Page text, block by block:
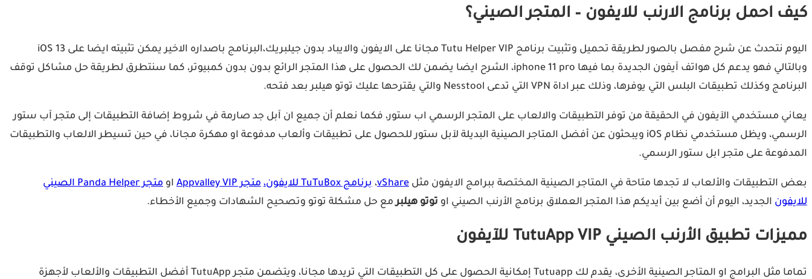
كيف احمل برنامج الارنب للايفون – المتجر الصيني؟
اليوم نتحدث عن شرح مفصل بالصور لطريقة تحميل وتثبيت برنامج Tutu Helper VIP مجانا على الايفون والايباد بدون جيلبريك،البرنامج باصداره الاخير يمكن تثبيته ايضا على iOS 13
وبالتالي فهو يدعم كل هواتف آيفون الجديدة بما فيها iphone 11 pro، الشرح ايضا يضمن لك الحصول على هذا المتجر الرائع بدون بدون كمبيوتر، كما سنتطرق لطريقة حل مشاكل توقف
البرنامج وكذلك تطبيقات البلس التي يوفرها، وذلك عبر اداة VPN التي تدعى Nesstool والتي يقترحها عليك توتو هيلبر بعد فتحه.
يعاني مستخدمي الآيفون في الحقيقة من توفر التطبيقات والالعاب على المتجر الرسمي اب ستور، فكما نعلم أن جميع ان آبل جد صارمة في شروط إضافة التطبيقات إلى متجر آب ستور
الرسمي، ويظل مستخدمي نظام iOS ويبحثون عن أفضل المتاجر الصينية البديلة لآبل ستور للحصول على تطبيقات وألعاب مدفوعة او مهكرة مجانا، في حين تسيطر الالعاب والتطبيقات
المدفوعة على متجر ابل ستور الرسمي.
بعض التطبيقات والألعاب لا تجدها متاحة في المتاجر الصينية المختصة ببرامج الايفون مثل vShare، برنامج TuTuBox للايفون، متجر Appvalley VIP او
متجر Panda Helper الصيني
للايفون الجديد، اليوم أن أضع بين أيديكم هذا المتجر العملاق برنامج الأرنب الصيني او توتو هيلبرمع حل مشكلة توتو وتصحيح الشهادات وجميع الأخطاء.
مميزات تطبيق الأرنب الصيني TutuApp VIP للآيفون
تماما مثل البرامج او المتاجر الصينية الأخرى، يقدم لك Tutuapp إمكانية الحصول على كل التطبيقات التي تريدها مجانا، ويتضمن متجر TutuApp أفضل التطبيقات والألعاب لأجهزة